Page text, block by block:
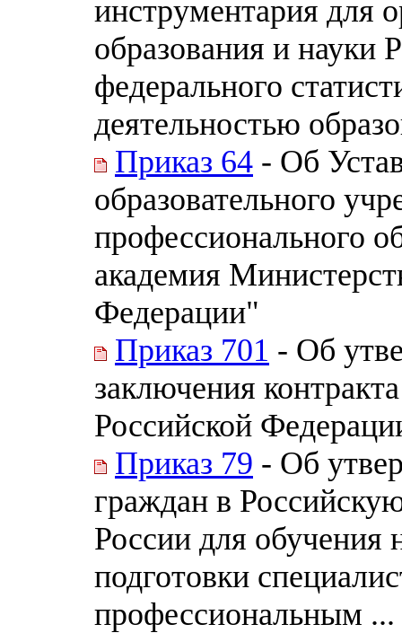
инструментария для
образования и науки
федерального
деятельностью
Приказ 64 - Об
образовательного
профессионального
академия
Федерации"
Приказ 701 - Об
заключения
Российской
Приказ 79 - Об
граждан в
России для обучения
подготовки
профессиональным ...